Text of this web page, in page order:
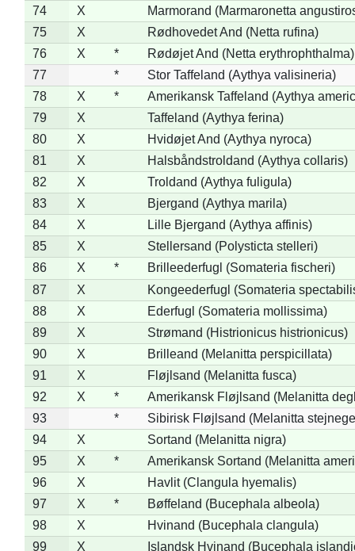
74
X
Marmorand (Marmaronetta
75
X
Rødhovedet And (Netta rufina)
76
X *
Rødøjet And (Netta erythrophthalma)
77
*
Stor Taffeland (Aythya valisineria)
78
X *
Amerikansk Taffeland (Aythya
79
X
Taffeland (Aythya ferina)
80
X
Hvidøjet And (Aythya nyroca)
81
X
Halsbåndstroldand (Aythya collaris)
82
X
Troldand (Aythya fuligula)
83
X
Bjergand (Aythya marila)
84
X
Lille Bjergand (Aythya affinis)
85
X
Stellersand (Polysticta stelleri)
86
X *
Brilleederfugl (Somateria fischeri)
87
X
Kongeederfugl (Somateria
88
X
Ederfugl (Somateria mollissima)
89
X
Strømand (Histrionicus histrionicus)
90
X
Brilleand (Melanitta perspicillata)
91
X
Fløjlsand (Melanitta fusca)
92
X *
Amerikansk Fløjlsand (Melanitta
93
*
Sibirisk Fløjlsand (Melanitta
94
X
Sortand (Melanitta nigra)
95
X *
Amerikansk Sortand (Melanitta
96
X
Havlit (Clangula hyemalis)
97
X *
Bøffeland (Bucephala albeola)
98
X
Hvinand (Bucephala clangula)
99
X Islandsk Hvinand (Bucephala